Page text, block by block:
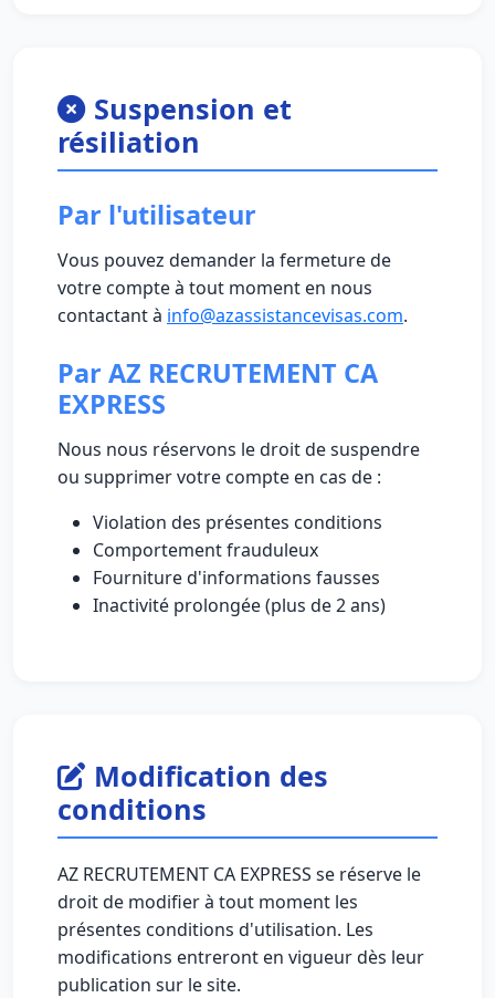
Suspension et
résiliation
Par l'utilisateur
Vous pouvez demander la fermeture de
votre compte à tout moment en nous
contactant à info@azassistancevisas.com.
Par AZ RECRUTEMENT CA
EXPRESS
Nous nous réservons le droit de suspendre
ou supprimer votre compte en cas de :
Violation des présentes conditions
Comportement frauduleux
Fourniture d'informations fausses
Inactivité prolongée (plus de 2 ans)
Modification des
conditions
AZ RECRUTEMENT CA EXPRESS se réserve le
droit de modifier à tout moment les
présentes conditions d'utilisation. Les
modifications entreront en vigueur dès leur
publication sur le site.